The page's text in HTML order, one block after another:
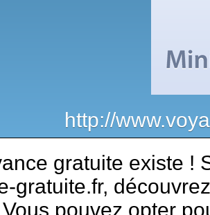
http://
gratuite existe !
gratuite.fr,
pouvez opter